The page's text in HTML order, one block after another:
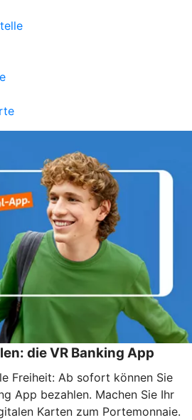
die VR Banking App
Freiheit: Ab sofort können Sie
App bezahlen. Machen Sie Ihr
Karten zum Portemonnaie.